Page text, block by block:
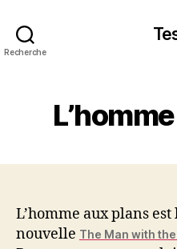
Recherche
L’homme aux plans
nouvelle The Man with